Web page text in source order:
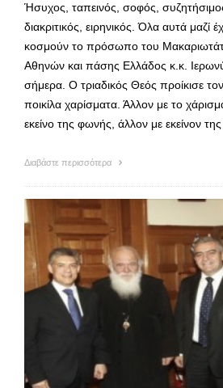
Ήσυχος, ταπεινός, σοφός,
διακριτικός, ειρηνικός. Όλα αυτά
κοσμούν το πρόσωπο του
Αθηνών και πάσης Ελλάδος κ.κ.
σήμερα. Ο τριαδικός Θεός προίκισε
ποικίλα χαρίσματα. Άλλον με το
εκείνο της φωνής, άλλον με εκείνον
Διαβάστε περισσότερα